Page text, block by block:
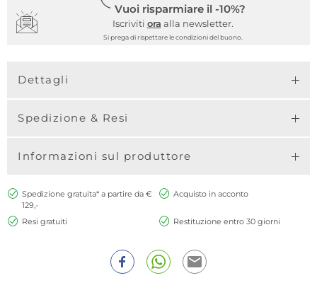
Vuoi risparmiare il -10%?
Iscriviti ora alla newsletter.
Si prega di rispettare le condizioni del buono.
Dettagli
Spedizione & Resi
Informazioni sul produttore
Spedizione gratuita* a partire da €
129,-
Acquisto in acconto
Resi gratuiti Restituzione entro 30 giorni